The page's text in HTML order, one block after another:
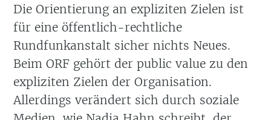
Die Orientierung an expliziten Zielen ist
für eine öffentlich-rechtliche
Rundfunkanstalt sicher nichts Neues.
Beim ORF gehört der public value zu den
expliziten Zielen der Organisation.
Allerdings verändert sich durch soziale